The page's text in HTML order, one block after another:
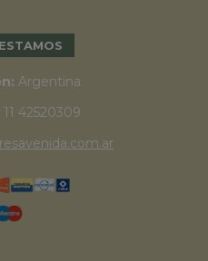
Argentina
11 42520309